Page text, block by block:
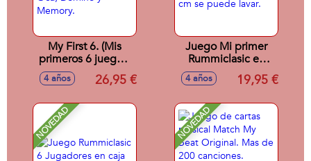
My First 6. (Mis
primeros 6 juegos)
Tangram,Mikado,Parchís,
Oca, Dominó y
4 años 26,95 €
Juego Mi primer
Rummiclasic en
caja de metal. Tapiz
32x42 cm se
4 años 19,95 €
NOVEDAD NOVEDAD